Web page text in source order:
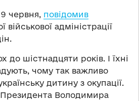
червня, повідомив
військової адміністрації
до шістнадцяти років. І їхні
чому так важливо
дитину з окупації.
Президента Володимира